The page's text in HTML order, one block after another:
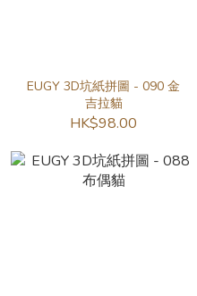
EUGY 3D坑紙拼圖 - 090 金
吉拉貓
HK$98.00